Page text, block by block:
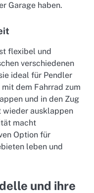
Garage haben.
flexibel und
verschiedenen
ideal für Pendler
dem Fahrrad zum
und in den Zug
wieder ausklappen
macht
Option für
leben und
und ihre